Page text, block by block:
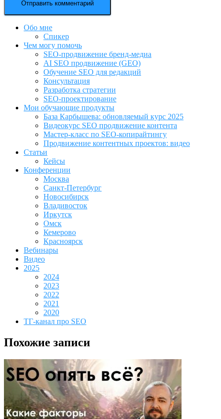
Обо мне
Спикер
Чем могу помочь
SEO-продвижение бренд-медиа
AI SEO продвижение (GEO)
Обучение SEO для редакций
Консультация
Разработка стратегии
SEO-проектирование
Мои обучающие продукты
База Карбышева: обновляемый курс 2025
Видеокурс SEO продвижение контента
Мастер-класс по SEO-копирайтингу
Продвижение контентных проектов: видео
Статьи
Кейсы
Конференции
Москва
Санкт-Петербург
Новосибирск
Владивосток
Иркутск
Омск
Кемерово
Красноярск
Вебинары
Видео
2025
2024
2023
2022
2021
2020
ТГ-канал про SEO
Похожие записи